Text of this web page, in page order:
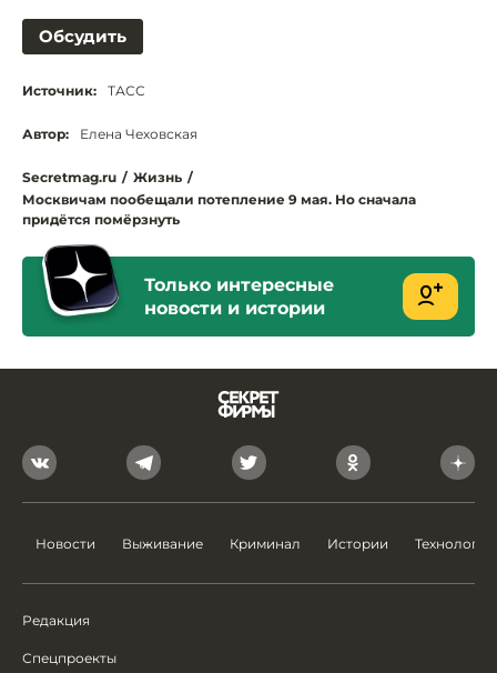
Обсудить
Источник: ТАСС
Автор: Елена Чеховская
Secretmag.ru / Жизнь /
Москвичам пообещали потепление 9 мая. Но сначала
придётся помёрзнуть
Только интересные
новости и истории
Новости Выживание Криминал Истории Технологии
Редакция
Спецпроекты